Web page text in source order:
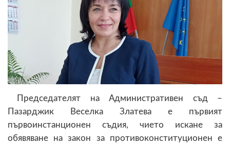
Председателят на Административен съд –
Пазарджик Веселка Златева е първият
първоинстанционен съдия, чието искане за
обявяване на закон за противоконституционен е